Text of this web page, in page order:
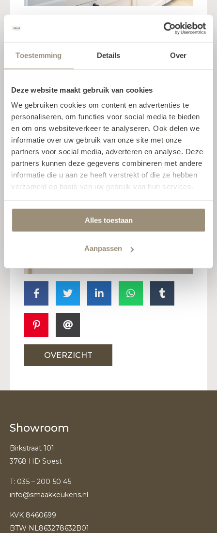
Toestemming Details Over
Deze website maakt gebruik van cookies
We gebruiken cookies om content en advertenties te
personaliseren, om functies voor social media te bieden
en om ons websiteverkeer te analyseren. Ook delen we
informatie over uw gebruik van onze site met onze
partners voor social media, adverteren en analyse. Deze
partners kunnen deze gegevens combineren met andere
informatie die u aan ze heeft verstrekt of die ze hebben
verzameld op basis van uw gebruik van hun services.
Alles toestaan
Aanpassen
geplaatst en daar zijn wij trots
Wij hebben de keuken zelf geplaatst en
keukens gaf de complimenten voor de
strakke montage. Al met al zijn wij
ontzettend verguld met het
eindresultaat en zijn blij dat wij bij
SMAAK keukens zijn binnengestapt
OVERZICHT
Showroom
Birkstraat 101
3768 HD Soest
T: 035 – 200 50 45
info@smaakkeukens.nl
KVK 8460699
BTW NL863278632B01